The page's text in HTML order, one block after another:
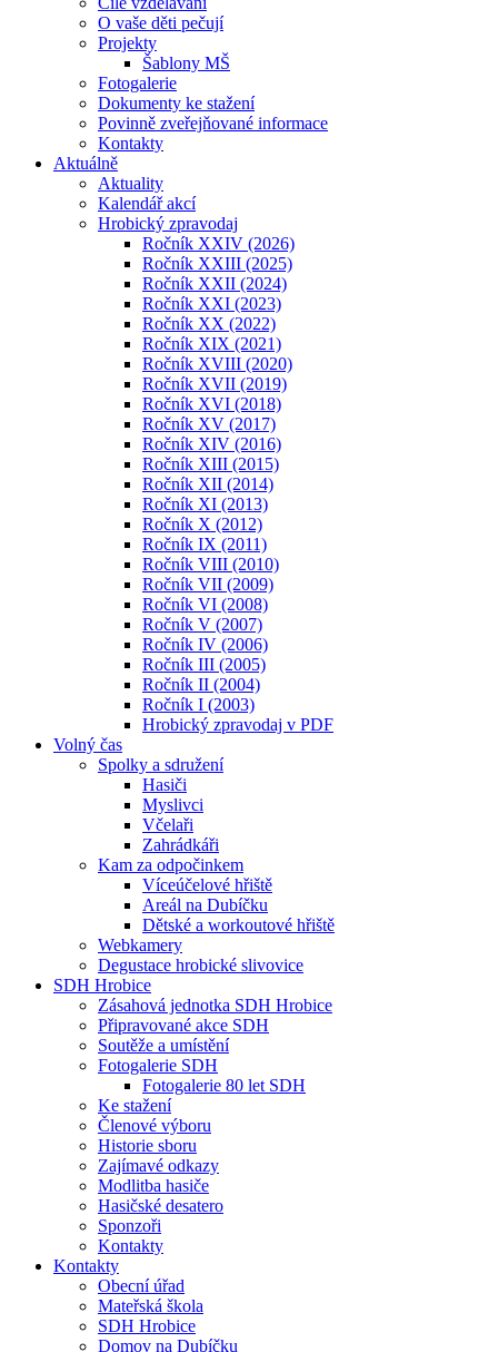
O vaše děti pečují
Projekty
Šablony MŠ
Fotogalerie
Dokumenty ke stažení
Povinně zveřejňované informace
Kontakty
Aktuálně
Aktuality
Kalendář akcí
Hrobický zpravodaj
Ročník XXIV (2026)
Ročník XXIII (2025)
Ročník XXII (2024)
Ročník XXI (2023)
Ročník XX (2022)
Ročník XIX (2021)
Ročník XVIII (2020)
Ročník XVII (2019)
Ročník XVI (2018)
Ročník XV (2017)
Ročník XIV (2016)
Ročník XIII (2015)
Ročník XII (2014)
Ročník XI (2013)
Ročník X (2012)
Ročník IX (2011)
Ročník VIII (2010)
Ročník VII (2009)
Ročník VI (2008)
Ročník V (2007)
Ročník IV (2006)
Ročník III (2005)
Ročník II (2004)
Ročník I (2003)
Hrobický zpravodaj v PDF
Volný čas
Spolky a sdružení
Hasiči
Myslivci
Včelaři
Zahrádkáři
Kam za odpočinkem
Víceúčelové hřiště
Areál na Dubíčku
Dětské a workoutové hřiště
Webkamery
Degustace hrobické slivovice
SDH Hrobice
Zásahová jednotka SDH Hrobice
Připravované akce SDH
Soutěže a umístění
Fotogalerie SDH
Fotogalerie 80 let SDH
Ke stažení
Členové výboru
Historie sboru
Zajímavé odkazy
Modlitba hasiče
Hasičské desatero
Sponzoři
Kontakty
Kontakty
Obecní úřad
Mateřská škola
SDH Hrobice
Domov na Dubíčku